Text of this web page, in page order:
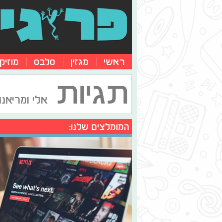
ראשי מגזין סלבס
תגיות אלי ומריאנו
המומלצים שלנו: